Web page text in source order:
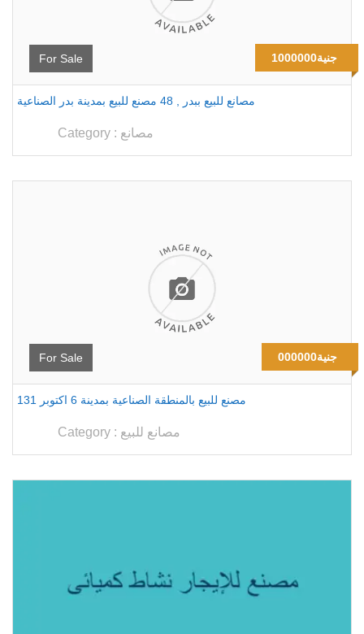
For Sale 1000000جنية
مصانع للبيع ببدر , 48 مصنع للبيع بمدينة بدر الصناعية
Category : مصانع
For Sale 000000جنية
131 مصنع للبيع بالمنطقة الصناعية بمدينة 6 اكتوبر
Category : مصانع للبيع